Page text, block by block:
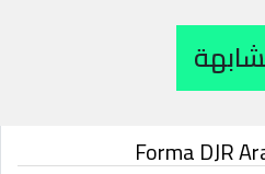
Forma DJR